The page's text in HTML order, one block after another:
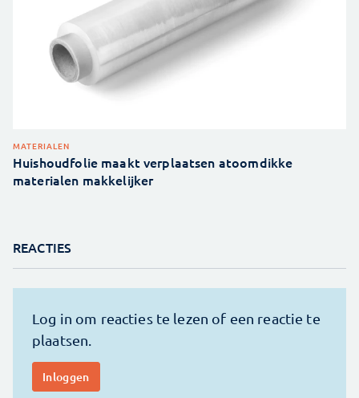
MATERIALEN
Huishoudfolie maakt verplaatsen atoomdikke
materialen makkelijker
REACTIES